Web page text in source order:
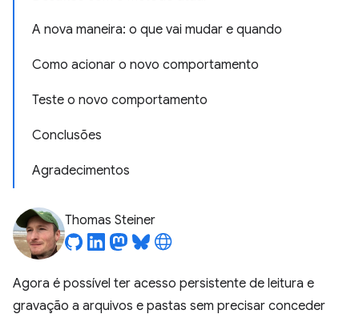
A nova maneira: o que vai mudar e quando
Como acionar o novo comportamento
Teste o novo comportamento
Conclusões
Agradecimentos
Thomas Steiner
Agora é possível ter acesso persistente de leitura e
gravação a arquivos e pastas sem precisar conceder